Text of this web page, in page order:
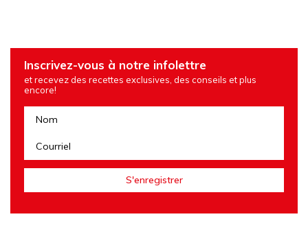
Inscrivez-vous à notre infolettre
et recevez des recettes exclusives, des conseils et plus
encore!